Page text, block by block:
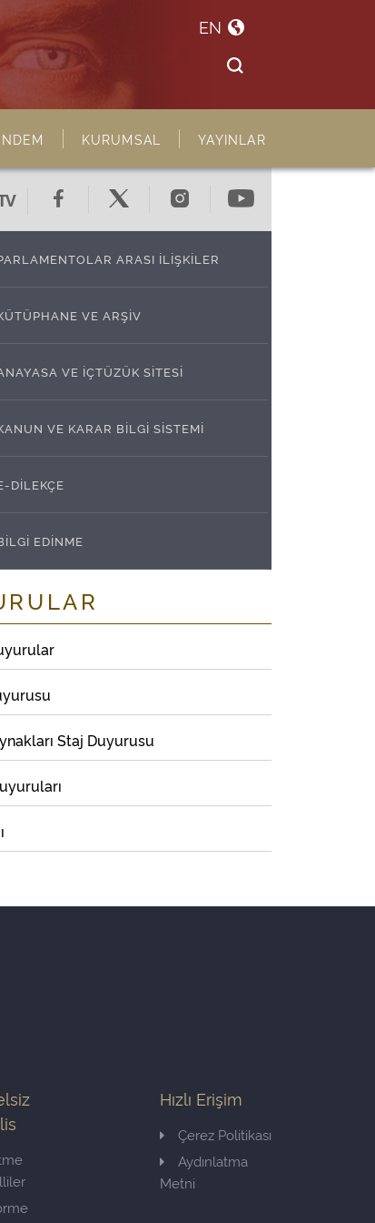
EN
KURUMSAL YAYINLAR
ARASI İLİŞKİLER
VE ARŞİV
VE İÇTÜZÜK SİTESİ
VE KARAR BİLGİ SİSTEMİ
DİLEKÇE
EDİNME
Staj Duyurusu
Hızlı Erişim
Çerez Politikası
Aydınlatma
Metni